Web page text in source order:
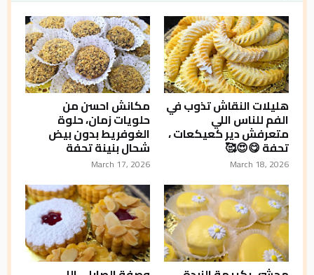
هليلات النقاش تذوب في
الفم للناس اللي
متعرفش دير كعيكعات ،
تحفة 😋😍🥰
March 18, 2026
مكانش احسن من
حلويات زمان، حلوة
الغوفريط بدون بيض
شحال بنينة تحفة
March 17, 2026